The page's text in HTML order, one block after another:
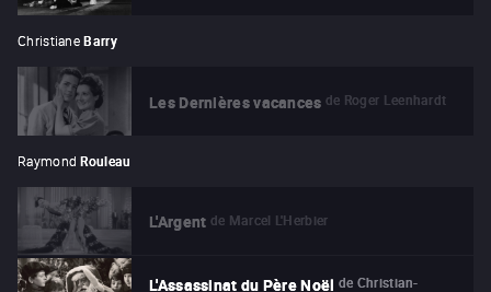
Christiane Barry
Les Dernières vacances de Roger Leenhardt
Raymond Rouleau
L'Argent de Marcel L'Herbier
L'Assassinat du Père Noël de Christian-